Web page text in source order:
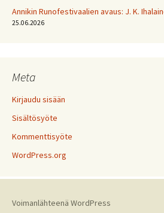
Annikin Runofestivaalien avaus: J. K.
25.06.2026
Meta
Kirjaudu sisään
Sisältösyöte
Kommenttisyöte
WordPress.org
Voimanlähteenä WordPress